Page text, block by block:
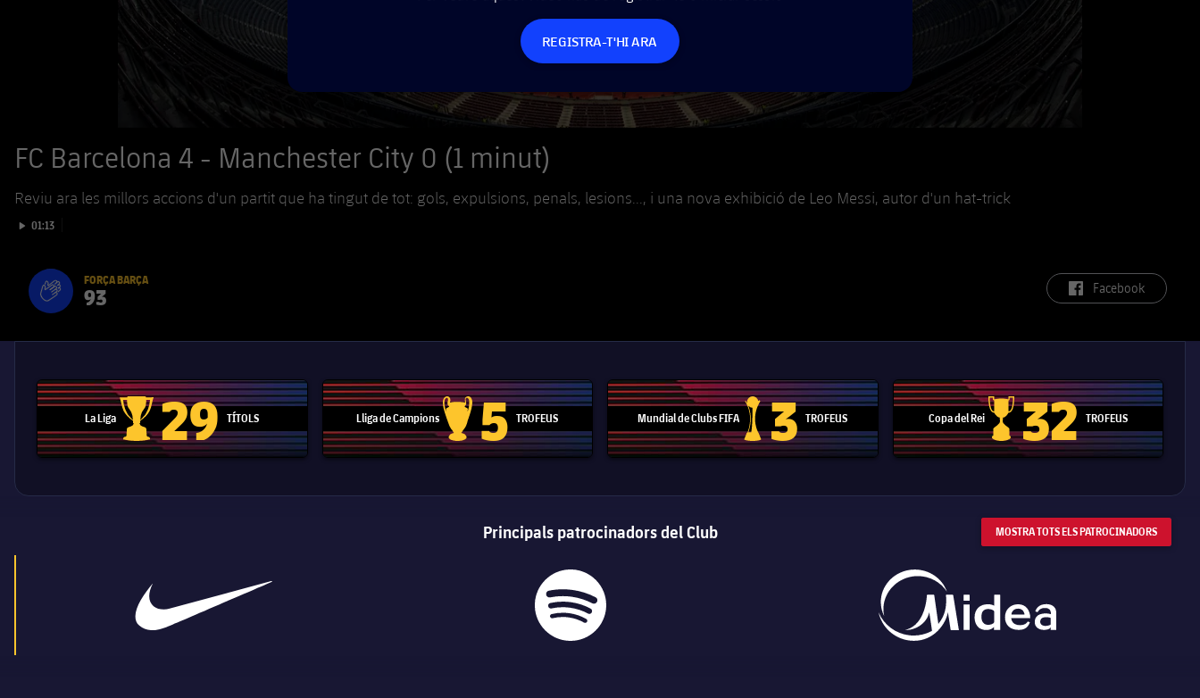
REGISTRA-T'HI ARA
FC Barcelona 4 - Manchester City 0 (1 minut)
Reviu ara les millors accions d'un partit que ha tingut de tot: gols, expulsions, penals, lesions..., i una nova exhibició de Leo Messi, autor d'un hat-trick
Iniciar video
01:13
Força Barça
label.aria.forcabarca
FORÇA BARÇA
label.aria.fire
93 label.aria.facebook
Facebook
La Liga
Trofeu de la Liga
29 TÍTOLS Lliga de Campions
Trofeu de la Lliga de Campions
5 TROFEUS Mundial de Clubs FIFA
Trofeu del Mundial de Clubs
3 TROFEUS Copa del Rei
Copa del Rei
32 TROFEUS
Principals patrocinadors del Club MOSTRA TOTS ELS PATROCINADORS